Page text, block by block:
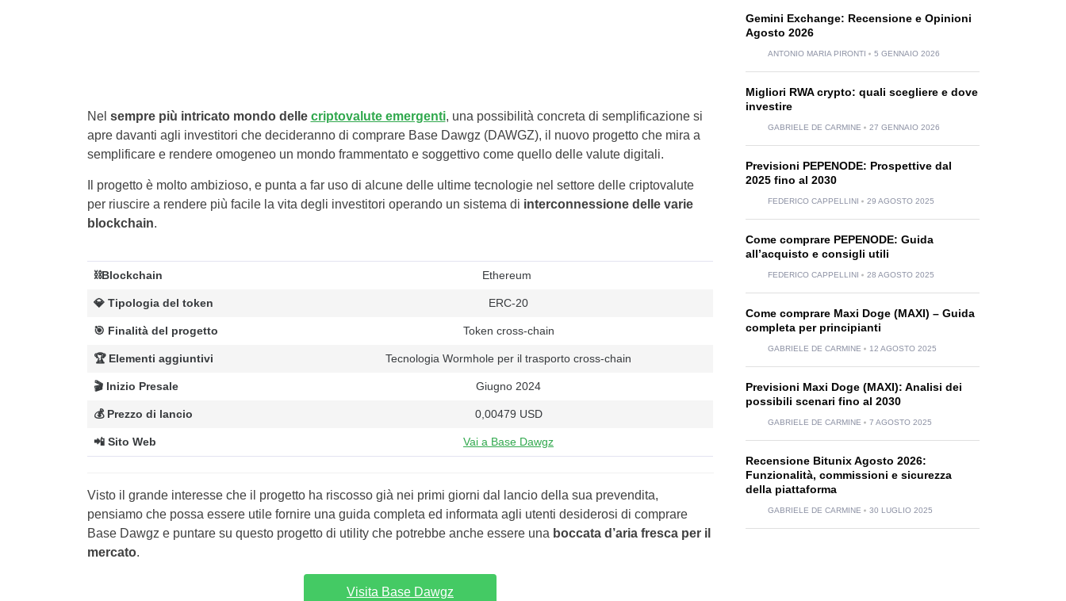
Nel sempre più intricato mondo delle criptovalute emergenti, una possibilità concreta di semplificazione si
apre davanti agli investitori che decideranno di comprare Base Dawgz (DAWGZ), il nuovo progetto che mira a
semplificare e rendere omogeneo un mondo frammentato e soggettivo come quello delle valute digitali.
Il progetto è molto ambizioso, e punta a far uso di alcune delle ultime tecnologie nel settore delle criptovalute
per riuscire a rendere più facile la vita degli investitori operando un sistema di interconnessione delle varie
blockchain.
⛓️Blockchain Ethereum
💎 Tipologia del token ERC-20
🎯 Finalità del progetto Token cross-chain
🏆 Elementi aggiuntivi Tecnologia Wormhole per il trasporto cross-chain
🎬 Inizio Presale Giugno 2024
💰 Prezzo di lancio 0,00479 USD
📲 Sito Web Vai a Base Dawgz
Visto il grande interesse che il progetto ha riscosso già nei primi giorni dal lancio della sua prevendita,
pensiamo che possa essere utile fornire una guida completa ed informata agli utenti desiderosi di comprare
Base Dawgz e puntare su questo progetto di utility che potrebbe anche essere una boccata d’aria fresca per il
mercato.
Visita Base Dawgz
Gemini Exchange: Recensione e Opinioni
Agosto 2026
ANTONIO MARIA PIRONTI 5 GENNAIO 2026
Migliori RWA crypto: quali scegliere e dove
investire
GABRIELE DE CARMINE 27 GENNAIO 2026
Previsioni PEPENODE: Prospettive dal
2025 fino al 2030
FEDERICO CAPPELLINI 29 AGOSTO 2025
Come comprare PEPENODE: Guida
all’acquisto e consigli utili
FEDERICO CAPPELLINI 28 AGOSTO 2025
Come comprare Maxi Doge (MAXI) – Guida
completa per principianti
GABRIELE DE CARMINE 12 AGOSTO 2025
Previsioni Maxi Doge (MAXI): Analisi dei
possibili scenari fino al 2030
GABRIELE DE CARMINE 7 AGOSTO 2025
Recensione Bitunix Agosto 2026:
Funzionalità, commissioni e sicurezza
della piattaforma
GABRIELE DE CARMINE 30 LUGLIO 2025